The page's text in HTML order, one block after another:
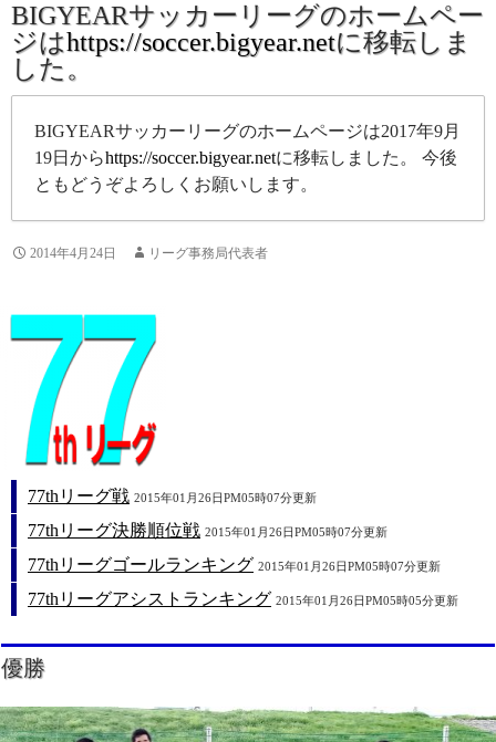
BIGYEARサッカーリーグのホームペー
ジはhttps://soccer.bigyear.netに移転しま
した。
BIGYEARサッカーリーグのホームページは2017年9月
19日からhttps://soccer.bigyear.netに移転しました。 今後
ともどうぞよろしくお願いします。
2014年4月24日 リーグ事務局代表者
77thリーグ戦 2015年01月26日PM05時07分更新
77thリーグ決勝順位戦 2015年01月26日PM05時07分更新
77thリーグゴールランキング 2015年01月26日PM05時07分更新
77thリーグアシストランキング 2015年01月26日PM05時05分更新
優勝